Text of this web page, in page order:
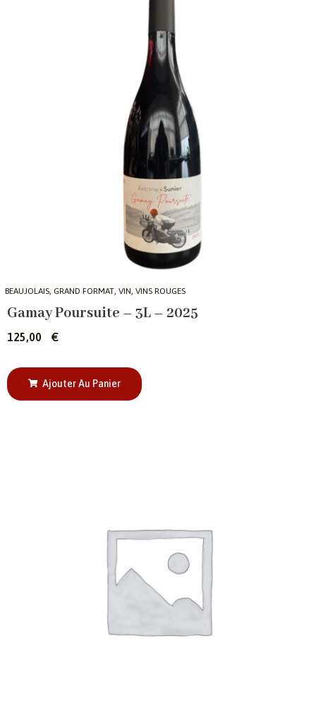
BEAUJOLAIS, GRAND FORMAT, VIN, VINS ROUGES
Gamay Poursuite – 3L – 2025
125,00 €
Ajouter Au Panier